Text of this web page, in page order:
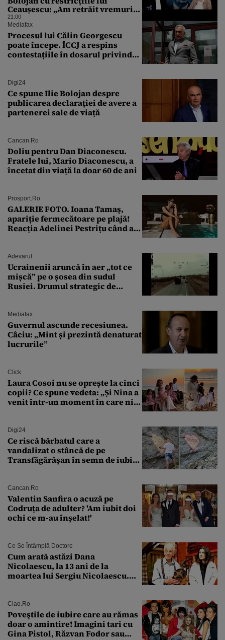
Ceaușescu: „Am retrăit vremurile
tinereții”
21:00
Mediafax
Procesul lui Călin Georgescu
poate începe. ÎCCJ a respins
contestațiile în dosarul privind
Digi24
Ce spune Ilie Bolojan despre
publicarea declarației de avere a
partenerei sale de viață
Cancan.ro
Doliu pentru Dan Diaconescu.
Fratele lui, Mario Diaconescu, a
încetat din viață la doar 60 de ani
Prosport.ro
GALERIE FOTO. Ioana Tamaş,
apariție fermecătoare pe plajă!
Reacția Adelinei Pestrițu când a
Adevarul
Ucrainenii aruncă în aer „tot ce
mișcă” pe o șosea din sudul
Rusiei. Drumul strategic de
Mediafax
Guvernul ascunde recesiunea.
Câciu: „Mint și prezintă denaturat
lucrurile”
Click
Laura Cosoi nu se oprește la cinci
copii? Ce spune vedeta: „Și Nina a
venit într-un moment în care nici
Digi24
Ce riscă bărbatul care a
vandalizat o stâncă de pe
Transfăgărășan în semn de iubire
Cancan.ro
Valentin Sanfira o acuză pe
Codruța de adulter? 'Am iubit doi
ochi ce m-au înșelat!'
Ce Se Întâmplă Doctore
Cum arată astăzi Dana
Nicolaescu, la 13 ani de la
moartea lui Sergiu Nicolaescu.
Ciao.ro
Poveştile de iubire care au rămas
doar o amintire! Imagini tari cu
Gina Pistol, Răzvan Fodor sau